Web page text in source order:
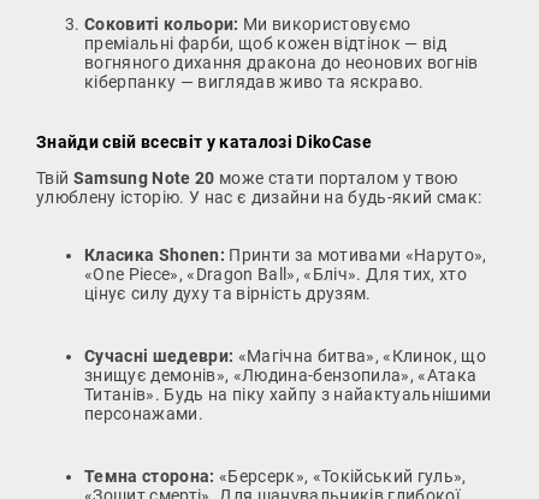
Соковиті кольори: Ми використовуємо
преміальні фарби, щоб кожен відтінок — від
вогняного дихання дракона до неонових вогнів
кіберпанку — виглядав живо та яскраво.
Знайди свій всесвіт у каталозі DikoCase
Твій Samsung Note 20 може стати порталом у твою
улюблену історію. У нас є дизайни на будь-який смак:
Класика Shonen: Принти за мотивами «Наруто»,
«One Piece», «Dragon Ball», «Бліч». Для тих, хто
цінує силу духу та вірність друзям.
Сучасні шедеври: «Магічна битва», «Клинок, що
знищує демонів», «Людина-бензопила», «Атака
Титанів». Будь на піку хайпу з найактуальнішими
персонажами.
Темна сторона: «Берсерк», «Токійський гуль»,
«Зошит смерті». Для шанувальників глибокої